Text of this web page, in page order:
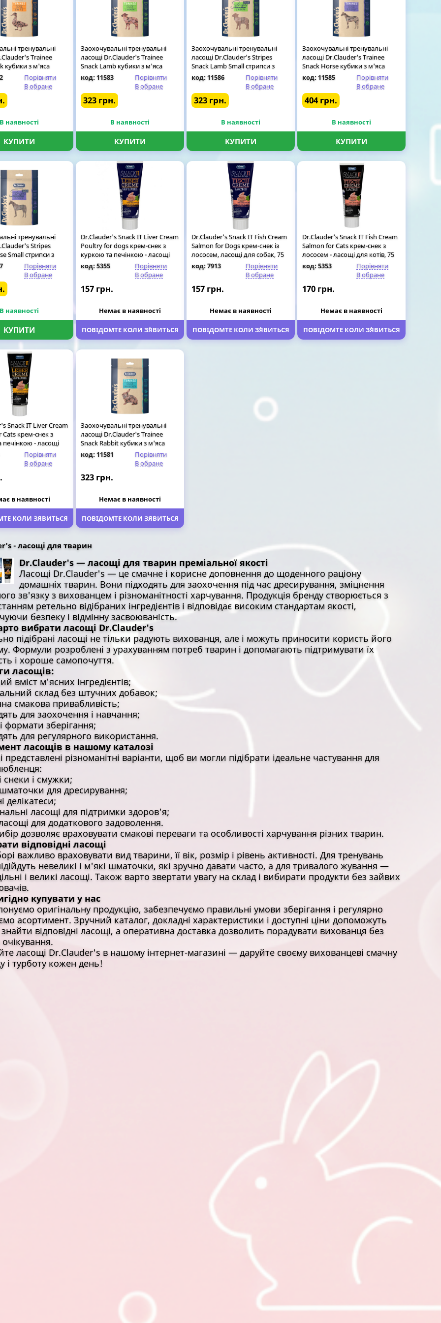
тренувальні
Trainee
кубики з м'яса
80 гр
Порівняти
В обране
В наявності
КУПИТИ
Заохочувальні тренувальні
ласощі Dr.Clauder's Trainee
Snack Lamb кубики з м'яса
ягняти для собак, 80 гр
код: 11583
Порівняти
В обране
323 грн.
В наявності
КУПИТИ
Заохочувальні тренувальні
ласощі Dr.Clauder's Stripes
Snack Lamb Small стрипси з
ягняти для собак, 80 гр
код: 11586
Порівняти
В обране
323 грн.
В наявності
КУПИТИ
Заохочувальні тренувальні
ласощі Dr.Clauder's Trainee
Snack Horse кубики з м'яса
коня для собак, 80 гр
код: 11585
Порівняти
В обране
404 грн.
В наявності
КУПИТИ
тренувальні
Stripes
Small стрипси з
собак, 80 гр
Порівняти
В обране
В наявності
КУПИТИ
Dr.Clauder's Snack IT Liver Cream
Poultry for dogs крем-снек з
куркою та печінкою - ласощі
для собак, 75 гр
код: 5355
Порівняти
В обране
157 грн.
Немає в наявності
ПОВІДОМТЕ КОЛИ З`ЯВИТЬСЯ
Dr.Clauder's Snack IT Fish Cream
Salmon for Dogs крем-снек із
лососем, ласощі для собак, 75
гр
код: 7913
Порівняти
В обране
157 грн.
Немає в наявності
ПОВІДОМТЕ КОЛИ З`ЯВИТЬСЯ
Dr.Clauder's Snack IT Fish Cream
Salmon for Cats крем-снек з
лососем - ласощі для котів, 75
гр
код: 5353
Порівняти
В обране
170 грн.
Немає в наявності
ПОВІДОМТЕ КОЛИ З`ЯВИТЬСЯ
Snack IT Liver Cream
Сats крем-снек з
печінкою - ласощі
гр
Порівняти
В обране
в наявності
КОЛИ З`ЯВИТЬСЯ
Заохочувальні тренувальні
ласощі Dr.Clauder's Trainee
Snack Rabbit кубики з м'яса
кролика для собак, 80 гр
код: 11581
Порівняти
В обране
323 грн.
Немає в наявності
ПОВІДОМТЕ КОЛИ З`ЯВИТЬСЯ
- ласощі для тварин
Dr.Clauder's — ласощі для тварин преміальної якості
Ласощі Dr.Clauder's — це смачне і корисне доповнення до щоденного раціону
домашніх тварин. Вони підходять для заохочення під час дресирування, зміцнення
зв'язку з вихованцем і різноманітності харчування. Продукція бренду створюється з
ретельно відібраних інгредієнтів і відповідає високим стандартам якості,
безпеку і відмінну засвоюваність.
вибрати ласощі Dr.Clauder's
підібрані ласощі не тільки радують вихованця, але і можуть приносити користь його
Формули розроблені з урахуванням потреб тварин і допомагають підтримувати їх
і хороше самопочуття.
ласощів:
вміст м'ясних інгредієнтів;
склад без штучних добавок;
смакова привабливість;
для заохочення і навчання;
формати зберігання;
для регулярного використання.
ласощів в нашому каталозі
представлені різноманітні варіанти, щоб ви могли підібрати ідеальне частування для
і смужки;
для дресирування;
делікатеси;
ласощі для підтримки здоров'я;
для додаткового задоволення.
дозволяє враховувати смакові переваги та особливості харчування різних тварин.
відповідні ласощі
важливо враховувати вид тварини, її вік, розмір і рівень активності. Для тренувань
невеликі і м'які шматочки, які зручно давати часто, а для тривалого жування —
і великі ласощі. Також варто звертати увагу на склад і вибирати продукти без зайвих
купувати у нас
оригінальну продукцію, забезпечуємо правильні умови зберігання і регулярно
асортимент. Зручний каталог, докладні характеристики і доступні ціни допоможуть
відповідні ласощі, а оперативна доставка дозволить порадувати вихованця без
ласощі Dr.Clauder's в нашому інтернет-магазині — даруйте своєму вихованцеві смачну
і турботу кожен день!